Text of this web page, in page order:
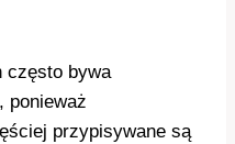
często bywa
ponieważ
przypisywane są